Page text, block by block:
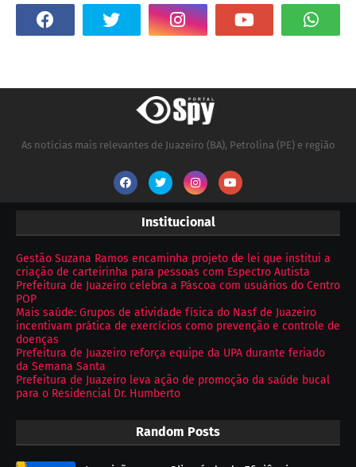
As notícias mais relevantes de Juazeiro (BA), Petrolina (PE) e região
Institucional
Gestão Suzana Ramos encaminha projeto de lei que institui a
criação de carteirinha para pessoas com Espectro Autista
Prefeitura de Juazeiro celebra a Páscoa com usuários do Centro
POP
Mais saúde: Grupos de atividade física do Nasf de Juazeiro
incentivam prática de exercícios como prevenção e controle de
doenças
Prefeitura de Juazeiro reforça equipe da UPA durante feriado
da Semana Santa
Prefeitura de Juazeiro leva ação de promoção da saúde bucal
para o Residencial Dr. Humberto
Random Posts